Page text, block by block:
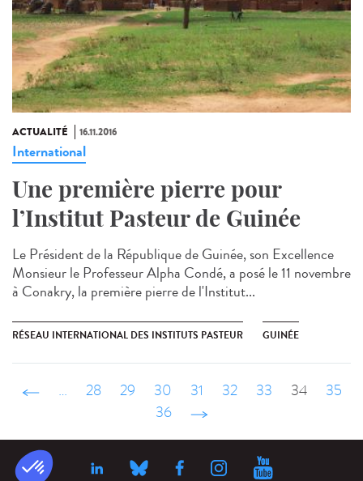
ACTUALITÉ 16.11.2016
International
Une première pierre pour
l’Institut Pasteur de Guinée
Le Président de la République de Guinée, son Excellence
Monsieur le Professeur Alpha Condé, a posé le 11 novembre
à Conakry, la première pierre de l'Institut...
RÉSEAU INTERNATIONAL DES INSTITUTS PASTEUR GUINÉE
‹ précédent
… 28 29 30 31 32 33 34
35
36
suivant ›